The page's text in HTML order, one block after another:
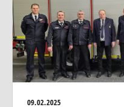
09.02.2025